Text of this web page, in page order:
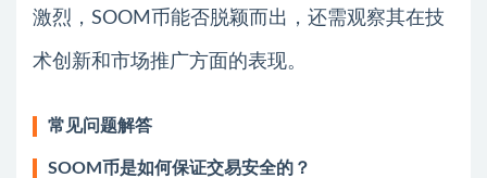
激烈，SOOM币能否脱颖而出，还需观察其在技
术创新和市场推广方面的表现。
常见问题解答
SOOM币是如何保证交易安全的？